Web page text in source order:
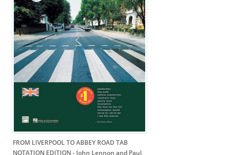
FROM LIVERPOOL TO ABBEY ROAD TAB
NOTATION EDITION - John Lennon and Paul